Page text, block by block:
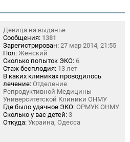
Девица на выданье
Сообщения: 1381
Зарегистрирован: 27 мар 2014, 21:55
Пол: Женский
Сколько попыток ЭКО: 6
Стаж бесплодия: 13 лет
В каких клиниках проводилось
лечение: Отделение
Репродуктивной Медицины
Университетской Клиники ОНМУ
Где было удачное ЭКО: ОРМУК ОНМУ
Сколько у вас детей: 3
Откуда: Украина, Одесса